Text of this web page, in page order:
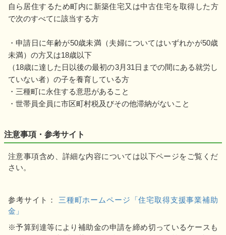
自ら居住するため町内に新築住宅又は中古住宅を取得した方
で次のすべてに該当する方
・申請日に年齢が50歳未満（夫婦についてはいずれかが50歳
未満）の方又は18歳以下
（18歳に達した日以後の最初の3月31日までの間にある就労し
ていない者）の子を養育している方
・三種町に永住する意思があること
・世帯員全員に市区町村税及びその他滞納がないこと
注意事項・参考サイト
注意事項含め、詳細な内容については以下ページをご覧くだ
さい。
参考サイト： 三種町ホームページ「住宅取得支援事業補助
金」
※予算到達等により補助金の申請を締め切っているケースも